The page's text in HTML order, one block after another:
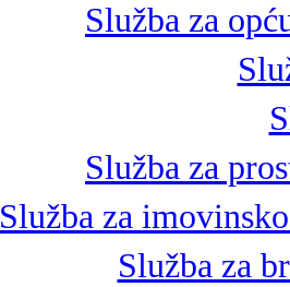
Služba za
Služba za
Služba za
Služba za